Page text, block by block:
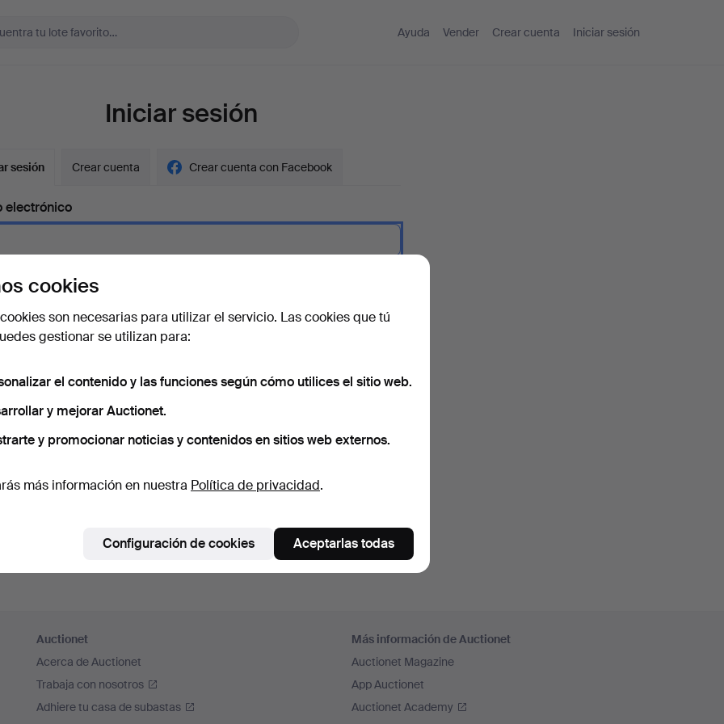
Ayuda Vender Crear cuenta Iniciar sesión
Iniciar sesión
sesión Crear cuenta Crear cuenta con Facebook
electrónico
la contraseña?
Auctionet
Acerca de Auctionet
Trabaja con nosotros
Adhiere tu casa de subastas
Más información de Auctionet
Auctionet Magazine
App Auctionet
Auctionet Academy
cookies
son necesarias para utilizar el servicio. Las cookies que tú
gestionar se utilizan para:
el contenido y las funciones según cómo utilices el sitio web.
y mejorar Auctionet.
y promocionar noticias y contenidos en sitios web externos.
más información en nuestra Política de privacidad.
Configuración de cookies Aceptarlas todas